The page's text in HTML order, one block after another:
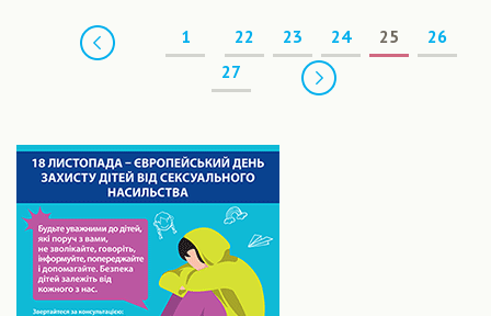
Предыдущая
1 22 23 24 25
26
27